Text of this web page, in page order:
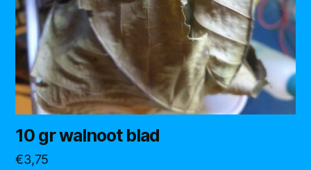
10 gr walnoot blad
€3,75